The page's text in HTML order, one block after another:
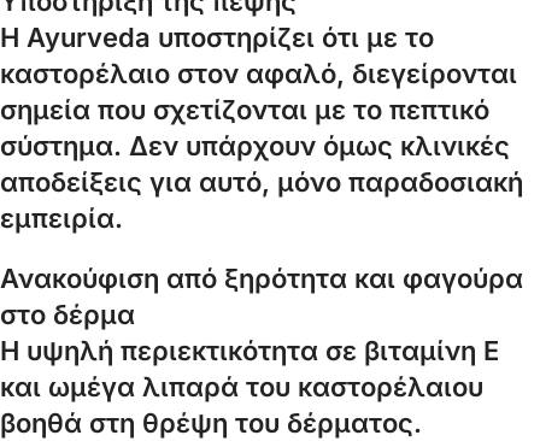
Η Ayurveda υποστηρίζει ότι με το
καστορέλαιο στον αφαλό, διεγείρονται
σημεία που σχετίζονται με το πεπτικό
σύστημα. Δεν υπάρχουν όμως κλινικές
αποδείξεις για αυτό, μόνο παραδοσιακή
εμπειρία.
Ανακούφιση από ξηρότητα και φαγούρα
στο δέρμα
Η υψηλή περιεκτικότητα σε βιταμίνη Ε
και ωμέγα λιπαρά του καστορέλαιου
βοηθά στη θρέψη του δέρματος.